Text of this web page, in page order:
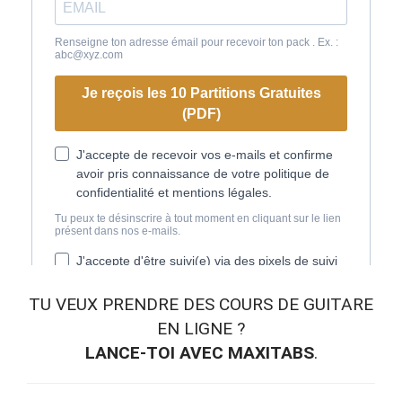
TU VEUX PRENDRE DES COURS DE GUITARE
EN LIGNE ?
LANCE-TOI AVEC MAXITABS.